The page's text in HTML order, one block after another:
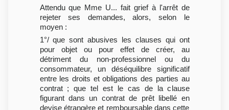
Attendu que Mme U... fait grief à l'arrêt de
rejeter ses demandes, alors, selon le
moyen :
1°/ que sont abusives les clauses qui ont
pour objet ou pour effet de créer, au
détriment du non-professionnel ou du
consommateur, un déséquilibre significatif
entre les droits et obligations des parties au
contrat ; que tel est le cas de la clause
figurant dans un contrat de prêt libellé en
devise étrangère et remboursable dans cette